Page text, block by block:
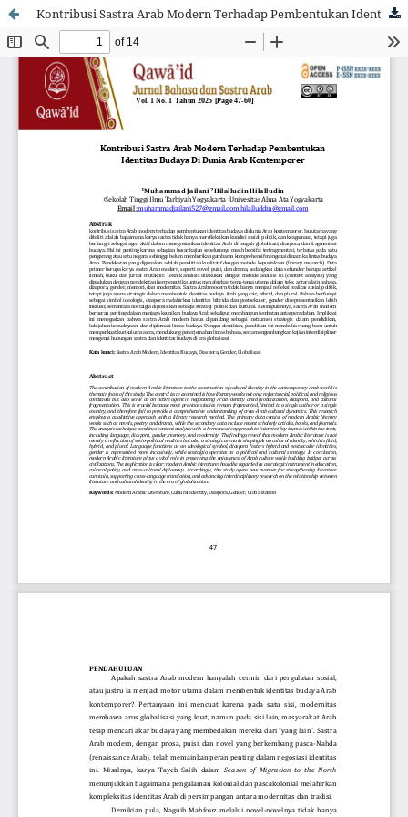
Kontribusi Sastra Arab Modern Terhadap Pembentukan Identitas Budaya Di Dunia Arab Kontemporer